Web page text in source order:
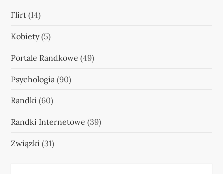
Flirt (14)
Kobiety(5)
Portale Randkowe (49)
Psychologia (90)
Randki (60)
Randki Internetowe (39)
Związki (31)